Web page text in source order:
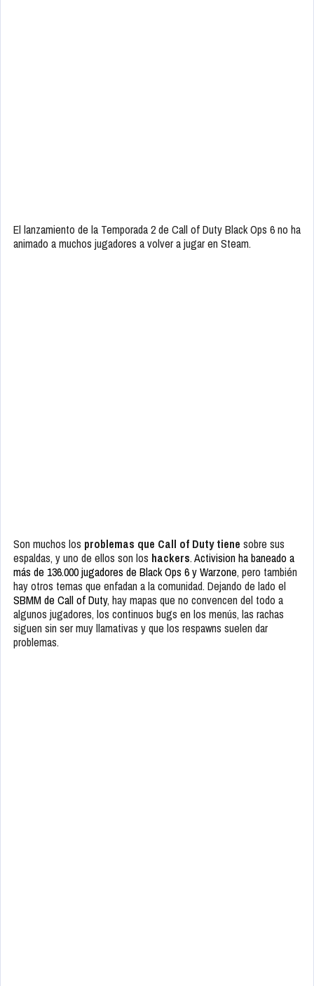
El lanzamiento de la Temporada 2 de Call of Duty Black Ops 6 no ha
animado a muchos jugadores a volver a jugar en Steam.
Son muchos los problemas que Call of Duty tiene sobre sus
espaldas, y uno de ellos son los hackers.Activision ha baneado a
más de 136.000 jugadores de Black Ops 6 y Warzone, pero también
hay otros temas que enfadan a la comunidad. Dejando de lado el
SBMM de Call of Duty, hay mapas que no convencen del todo a
algunos jugadores, los continuos bugs en los menús, las rachas
siguen sin ser muy llamativas y que los respawns suelen dar
problemas.